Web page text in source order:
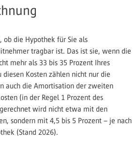
ob die Hypothek für Sie als
tragbar ist. Das ist sie, wenn die
mehr als 33 bis 35 Prozent Ihres
diesen Kosten zählen nicht nur die
auch die Amortisation der zweiten
(in der Regel 1 Prozent des
wird nicht etwa mit den
sondern mit 4,5 bis 5 Prozent – je nach
(Stand 2026).